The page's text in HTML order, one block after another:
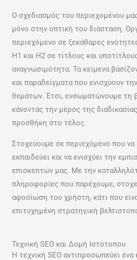
Ο σχεδιασμός του περιεχομένου
μόνο στην οπτική του διάσταση.
περιεχόμενο σε ξεκάθαρες
H1 και H2 σε τίτλους και
αναγνωσιμότητα. Τα κείμενα
και παραδείγματα που ενισχύουν
θεμάτων. Έτσι, ενσωματώνουμε τη
κάνοντάς την μέρος της
προσθήκη στο τέλος.
Στοχεύουμε σε περιεχόμενο που να
εκπαιδεύει και να ενισχύει την
επισκεπτών μας. Με την
πληροφορίες που παρέχουμε,
αφοσίωση του χρήστη, κάτι που
επιτυχημένη στρατηγική
Τεχνική SEO και Δομή Ιστότοπου
Η τεχνική SEO αντιπροσωπεύει